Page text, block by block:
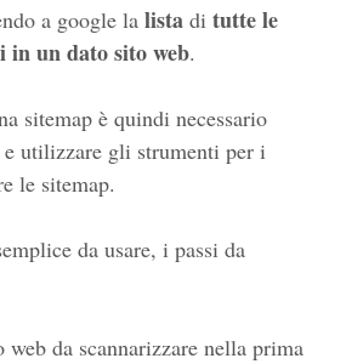
a google la lista di tutte le
in un dato sito web.
sitemap è quindi necessario
utilizzare gli strumenti per i
le sitemap.
da usare, i passi da
da scannarizzare nella prima